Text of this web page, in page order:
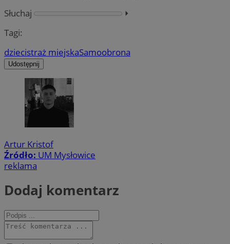
Słuchaj
⏵︎
Tagi:
dziecistraż miejskaSamoobrona
Udostępnij
Artur Kristof
Źródło: UM Mysłowice
reklama
Dodaj komentarz